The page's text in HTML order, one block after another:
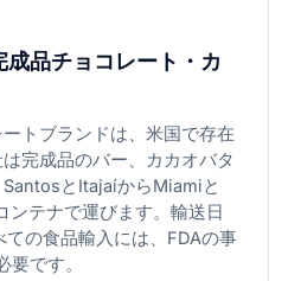
品チョコレート・カ
トブランドは、米国で存在
完成品のバー、カカオバタ
とItajaíからMiamiと
ンテナで運びます。輸送日
の食品輸入には、FDAの事
要です。